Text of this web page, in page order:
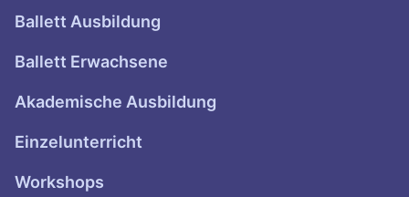
Ballett Ausbildung
Ballett Erwachsene
Akademische Ausbildung
Einzelunterricht
Workshops